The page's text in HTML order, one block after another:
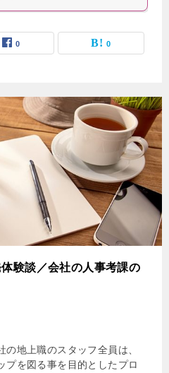
0 0
験談／会社の人事考課の
地上職のスタッフ全員は、
プを図る事を目的としたプロ